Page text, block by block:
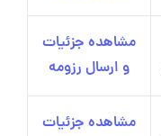
مشاهده جزئیات
و ارسال رزومه
مشاهده جزئیات